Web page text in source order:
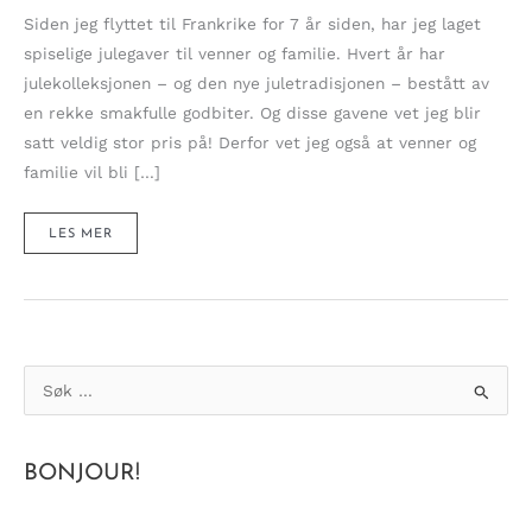
Siden jeg flyttet til Frankrike for 7 år siden, har jeg laget
spiselige julegaver til venner og familie. Hvert år har
julekolleksjonen – og den nye juletradisjonen – bestått av
en rekke smakfulle godbiter. Og disse gavene vet jeg blir
satt veldig stor pris på! Derfor vet jeg også at venner og
familie vil bli […]
SPISELIGE
–
LES MER
ø
e
BONJOUR!